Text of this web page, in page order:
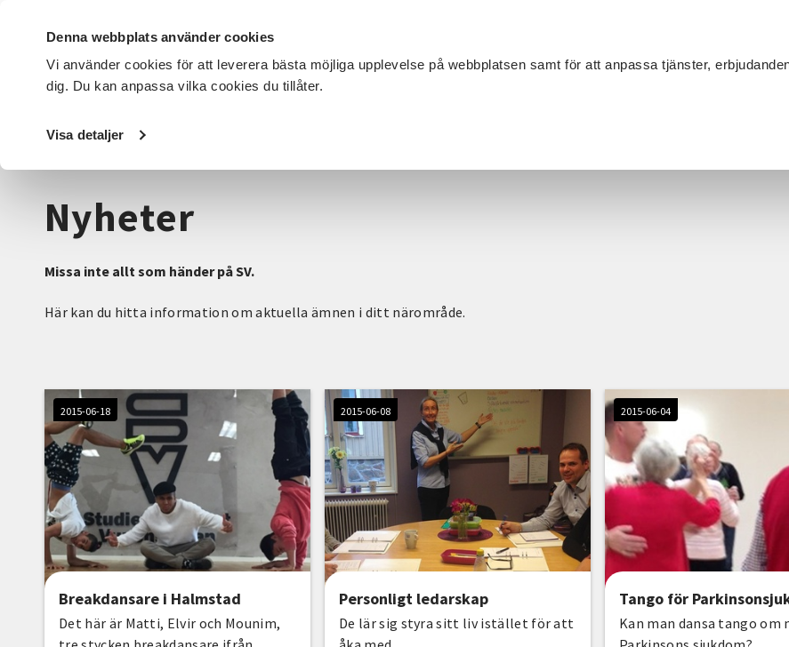
Denna webbplats använder cookies
Vi använder cookies för att leverera bästa möjliga upplevelse på webbplatsen samt för att anpassa tjänster,
dig. Du kan anpassa vilka cookies du tillåter.
Visa detaljer
DET HÄR GÖR VI FÖR DIG SOM SÖK KURSER OCH EVENEMANG
Startsida / Avdelningar
Nyheter
Missa inte allt som händer på SV.
Här kan du hitta information om aktuella ämnen i ditt närområde.
2015-06-18
Breakdansare i Halmstad
Det här är Matti, Elvir och Mounim,
2015-06-08
Personligt ledarskap
De lär sig styra sitt liv istället för att
2015-06-04
Tango för
Kan man dansa tango om